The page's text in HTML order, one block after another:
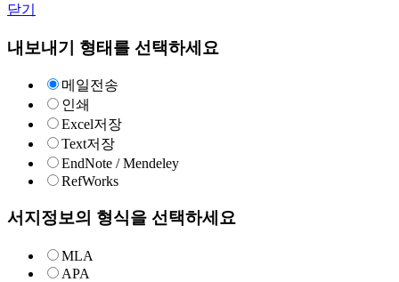
닫기
내보내기 형태를 선택하세요
메일전송
인쇄
Excel저장
Text저장
EndNote / Mendeley
RefWorks
서지정보의 형식을 선택하세요
MLA
APA